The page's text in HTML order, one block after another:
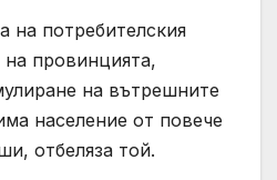
на потребителския
провинцията,
на вътрешните
население от повече
отбеляза той.